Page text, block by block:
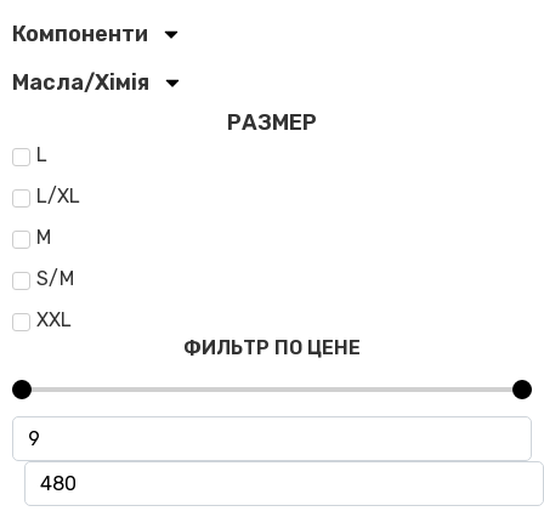
Компоненти
Масла/Хімія
РАЗМЕР
L
L/XL
M
S/M
XXL
ФИЛЬТР ПО ЦЕНЕ